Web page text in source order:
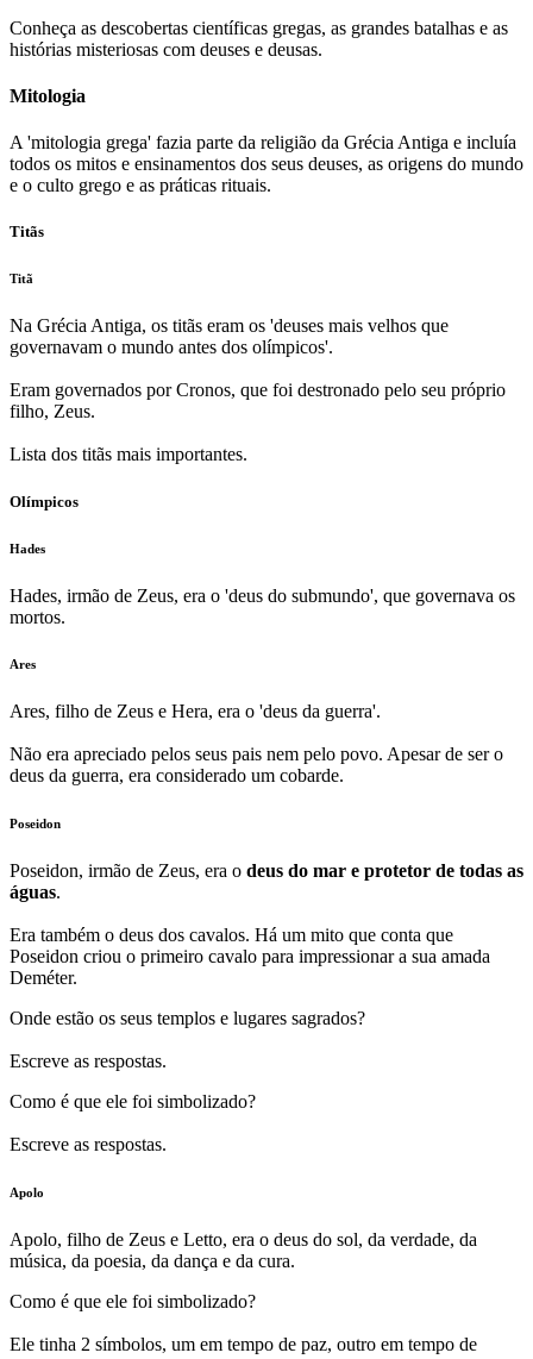
Conheça as descobertas científicas gregas, as grandes batalhas e as
histórias misteriosas com deuses e deusas.
Mitologia
A 'mitologia grega' fazia parte da religião da Grécia Antiga e incluía
todos os mitos e ensinamentos dos seus deuses, as origens do mundo
e o culto grego e as práticas rituais.
Titãs
Titã
Na Grécia Antiga, os titãs eram os 'deuses mais velhos que
governavam o mundo antes dos olímpicos'.
Eram governados por Cronos, que foi destronado pelo seu próprio
filho, Zeus.
Lista dos titãs mais importantes.
Olímpicos
Hades
Hades, irmão de Zeus, era o 'deus do submundo', que governava os
mortos.
Ares
Ares, filho de Zeus e Hera, era o 'deus da guerra'.
Não era apreciado pelos seus pais nem pelo povo. Apesar de ser o
deus da guerra, era considerado um cobarde.
Poseidon
Poseidon, irmão de Zeus, era o deus do mar e protetor de todas as
águas.
Era também o deus dos cavalos. Há um mito que conta que
Poseidon criou o primeiro cavalo para impressionar a sua amada
Deméter.
Onde estão os seus templos e lugares sagrados?
Escreve as respostas.
Como é que ele foi simbolizado?
Escreve as respostas.
Apolo
Apolo, filho de Zeus e Letto, era o deus do sol, da verdade, da
música, da poesia, da dança e da cura.
Como é que ele foi simbolizado?
Ele tinha 2 símbolos, um em tempo de paz, outro em tempo de